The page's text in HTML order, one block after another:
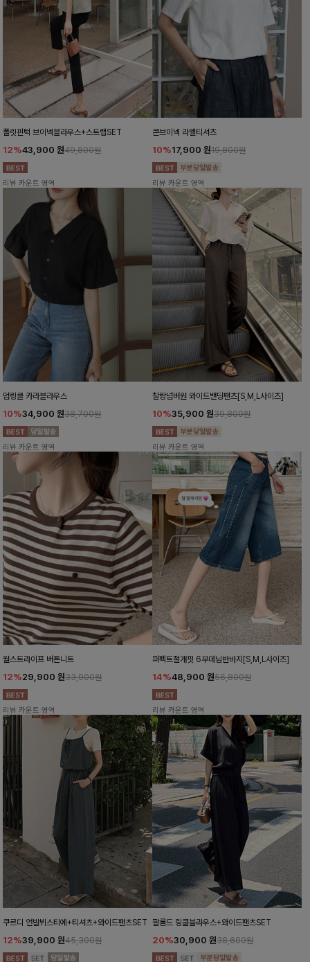
폴릿핀턱 브이넥블라우스+스트랩SET
12%43,900 원49,800원
리뷰 카운트 영역
콘브이넥 라벨티셔츠
10%17,900 원19,800원
리뷰 카운트 영역
덤링클 카라블라우스
10%34,900 원38,700원
리뷰 카운트 영역
찰랑넘버원 와이드밴딩팬츠[S,M,L사이즈]
10%35,900 원39,800원
리뷰 카운트 영역
월스트라이프 버튼니트
12%29,900 원33,900원
리뷰 카운트 영역
퍼펙트절개핏 6부데님반바지[S,M,L사이즈]
14%48,900 원56,800원
리뷰 카운트 영역
쿠르디 언발뷔스티에+티셔츠+와이드팬츠SET
12%39,900 원45,300원
팔롬드 링클블라우스+와이드팬츠SET
20%30,900 원38,600원